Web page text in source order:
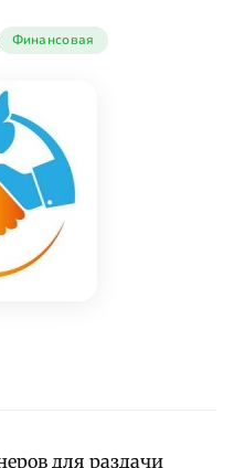
Финансовая
для раздачи